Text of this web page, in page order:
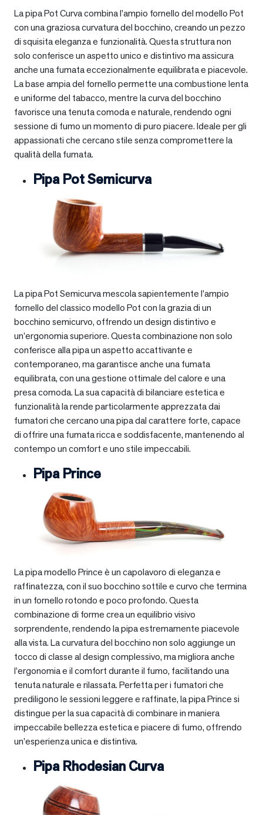
La pipa Pot Curva combina l’ampio fornello del modello Pot
con una graziosa curvatura del bocchino, creando un pezzo
di squisita eleganza e funzionalità. Questa struttura non
solo conferisce un aspetto unico e distintivo ma assicura
anche una fumata eccezionalmente equilibrata e piacevole.
La base ampia del fornello permette una combustione lenta
e uniforme del tabacco, mentre la curva del bocchino
favorisce una tenuta comoda e naturale, rendendo ogni
sessione di fumo un momento di puro piacere. Ideale per gli
appassionati che cercano stile senza compromettere la
qualità della fumata.
Pipa Pot Semicurva
La pipa Pot Semicurva mescola sapientemente l’ampio
fornello del classico modello Pot con la grazia di un
bocchino semicurvo, offrendo un design distintivo e
un’ergonomia superiore. Questa combinazione non solo
conferisce alla pipa un aspetto accattivante e
contemporaneo, ma garantisce anche una fumata
equilibrata, con una gestione ottimale del calore e una
presa comoda. La sua capacità di bilanciare estetica e
funzionalità la rende particolarmente apprezzata dai
fumatori che cercano una pipa dal carattere forte, capace
di offrire una fumata ricca e soddisfacente, mantenendo al
contempo un comfort e uno stile impeccabili.
Pipa Prince
La pipa modello Prince è un capolavoro di eleganza e
raffinatezza, con il suo bocchino sottile e curvo che termina
in un fornello rotondo e poco profondo. Questa
combinazione di forme crea un equilibrio visivo
sorprendente, rendendo la pipa estremamente piacevole
alla vista. La curvatura del bocchino non solo aggiunge un
tocco di classe al design complessivo, ma migliora anche
l’ergonomia e il comfort durante il fumo, facilitando una
tenuta naturale e rilassata. Perfetta per i fumatori che
prediligono le sessioni leggere e raffinate, la pipa Prince si
distingue per la sua capacità di combinare in maniera
impeccabile bellezza estetica e piacere di fumo, offrendo
un’esperienza unica e distintiva.
Pipa Rhodesian Curva